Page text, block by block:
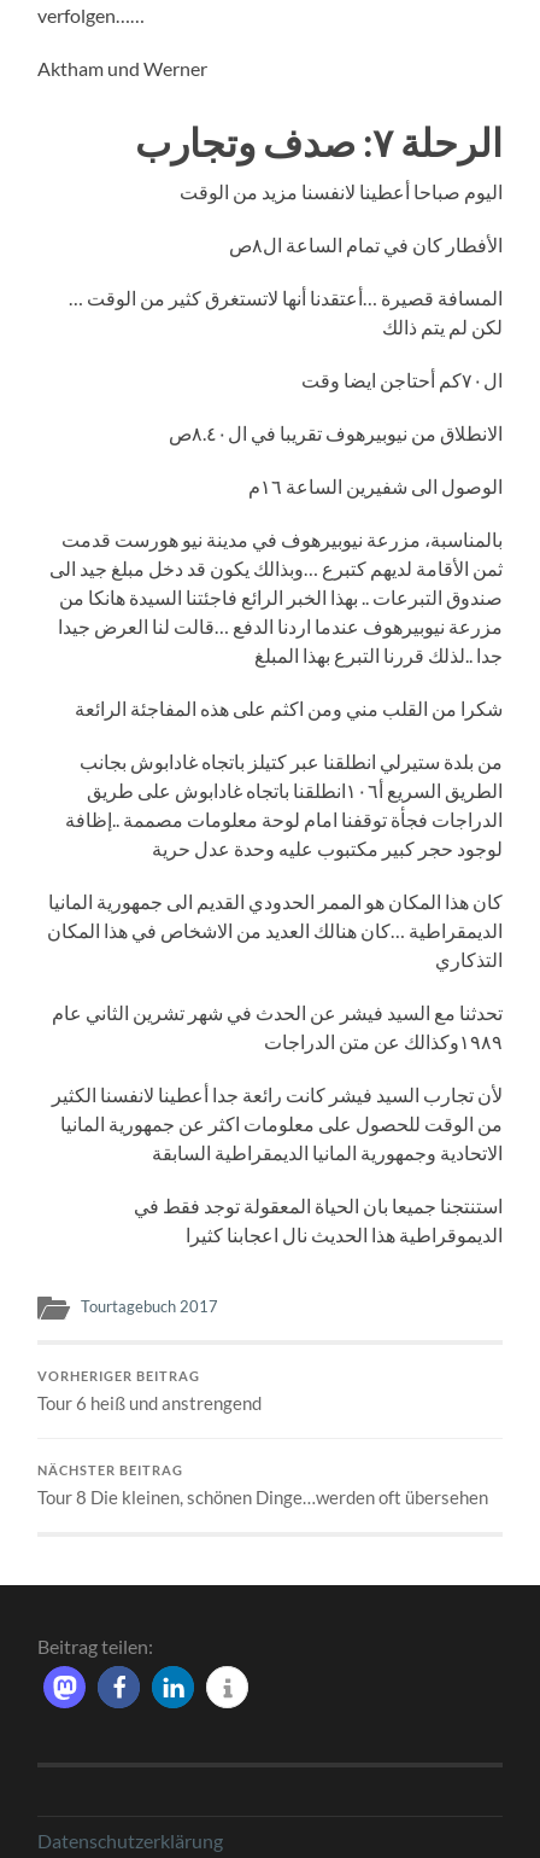
verfolgen……
Aktham und Werner
الرحلة ٧: صدف وتجارب
اليوم صباحا أعطينا لانفسنا مزيد من الوقت
الأفطار كان في تمام الساعة ال٨ص
المسافة قصيرة …أعتقدنا أنها لاتستغرق كثير من الوقت …
لكن لم يتم ذالك
ال٧٠كم أحتاجن ايضا وقت
الانطلاق من نيوبيرهوف تقريبا في ال٨.٤٠ص
الوصول الى شفيرين الساعة ١٦م
بالمناسبة، مزرعة نيوبيرهوف في مدينة نيو هورست قدمت
ثمن الأقامة لديهم كتبرع …وبذالك يكون قد دخل مبلغ جيد الى
صندوق التبرعات .. بهذا الخبر الرائع فاجئتنا السيدة هانكا من
مزرعة نيوبيرهوف عندما اردنا الدفع …قالت لنا العرض جيدا
جدا ..لذلك قررنا التبرع بهذا المبلغ
شكرا من القلب مني ومن اكثم على هذه المفاجئة الرائعة
من بلدة ستيرلي انطلقنا عبر كتيلز باتجاه غادابوش بجانب
الطريق السريع أ١٠٦انطلقنا باتجاه غادابوش على طريق
الدراجات فجأة توقفنا امام لوحة معلومات مصممة ..إظافة
لوجود حجر كبير مكتبوب عليه وحدة عدل حرية
كان هذا المكان هو الممر الحدودي القديم الى جمهورية المانيا
الديمقراطية …كان هنالك العديد من الاشخاص في هذا المكان
التذكاري
تحدثنا مع السيد فيشر عن الحدث في شهر تشرين الثاني عام
١٩٨٩وكذالك عن متن الدراجات
لأن تجارب السيد فيشر كانت رائعة جدا أعطينا لانفسنا الكثير
من الوقت للحصول على معلومات اكثر عن جمهورية المانيا
الاتحادية وجمهورية المانيا الديمقراطية السابقة
استنتجنا جميعا بان الحياة المعقولة توجد فقط في
الديموقراطية هذا الحديث نال اعجابنا كثيرا
Tourtagebuch 2017
VORHERIGER BEITRAG
Tour 6 heiß und anstrengend
NÄCHSTER BEITRAG
Tour 8 Die kleinen, schönen Dinge…werden oft übersehen
Beitrag teilen:
Datenschutzerklärung